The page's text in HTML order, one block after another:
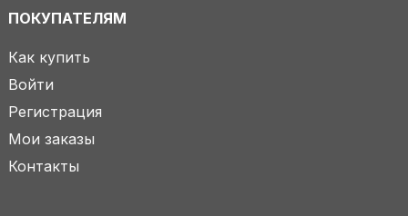
ПОКУПАТЕЛЯМ
Как купить
Войти
Регистрация
Мои заказы
Контакты